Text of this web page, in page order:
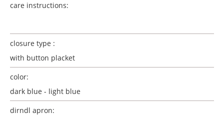
care instructions:
closure type :
with button placket
color:
dark blue - light blue
dirndl apron: